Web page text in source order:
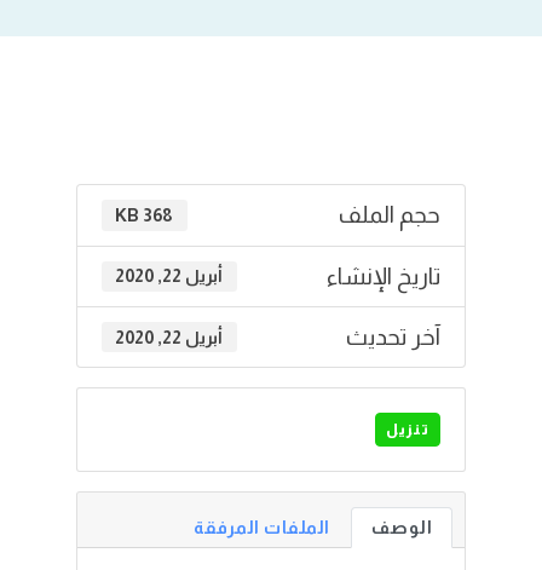
حجم الملف 368 KB
تاريخ الإنشاء أبريل 22, 2020
آخر تحديث أبريل 22, 2020
تنزيل
الوصف الملفات المرفقة